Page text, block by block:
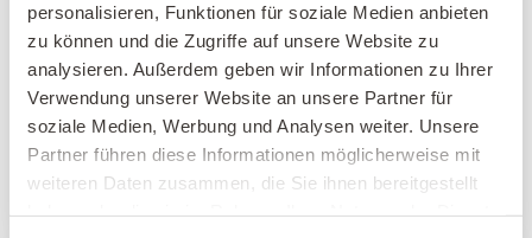
personalisieren, Funktionen für soziale Medien anbieten
zu können und die Zugriffe auf unsere Website zu
analysieren. Außerdem geben wir Informationen zu Ihrer
Verwendung unserer Website an unsere Partner für
soziale Medien, Werbung und Analysen weiter. Unsere
Partner führen diese Informationen möglicherweise mit
weiteren Daten zusammen, die Sie ihnen bereitgestellt
Besser schlafen ohne Funk
Künstliche Strahlung als Belastung in
Erholungsphasen
ELEKTROSMOG & RADIOAKTIVITÄT & LICHT